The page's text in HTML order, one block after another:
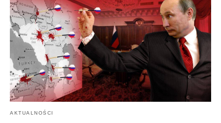
AKTUALNOŚCI